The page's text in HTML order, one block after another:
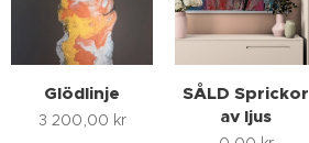
Glödlinje
3 200,00 kr
SÅLD Sprickor
av ljus